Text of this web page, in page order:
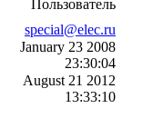
Пользователь
special@elec.ru
January 23 2008
23:30:04
August 21 2012
13:33:10